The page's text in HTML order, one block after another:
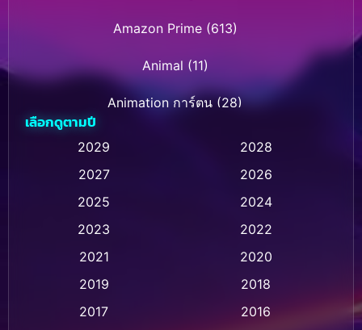
Amazon Prime(613)
Animal (11)
Animation การ์ตูน (28)
Animation การ์ตูน (236)
Animation การ์ตูน (32)
Animation แอนิเมชั่น (1)
Animation แอนิเมชัน (1)
เลือกดูตามปี
2029
2028
2027
2026
2025
2024
2023
2022
2021
2020
2019
2018
2017
2016